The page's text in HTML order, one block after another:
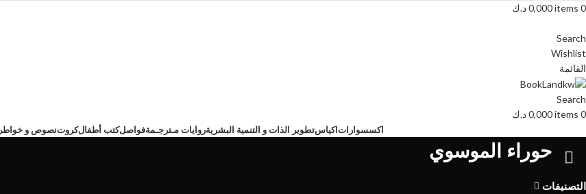
0
items
0,000د.ك
Search
Wishlist
القائمة
Search
0
items
0,000د.ك
اكسسواراتاكياستطوير الذات و التنمية البشريةروايات مـترجـمةفواصلكتب أطفالكروتنصوص و خواطر
حوراء الموسوي
التصنيفات